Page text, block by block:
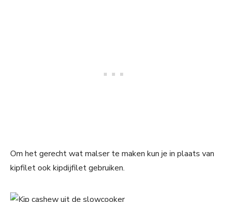
Om het gerecht wat malser te maken kun je in plaats van
kipfilet ook kipdijfilet gebruiken.